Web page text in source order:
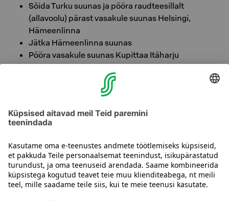
Sõida Turku suunas ja pööra raudteesillalt
(allavoolu) pärast vasakule suunas Helsingi,
Hämeenlinna
Jätka Hämeenlinna suunas
Pööra vasakule suunas Kupittaa Itäharju
Pööra paremale suunas Itäharju
Pööra liiklusmärkidest paremale Tykistökadule,
hotell jääb vasakule
paremale Joukahaisenkadule ristmikul hotelli
pärast. Sissepääs parkimismaja (P-Intelligate) on
jalakäijate silla juures Joukahaisenkadul vasakul."